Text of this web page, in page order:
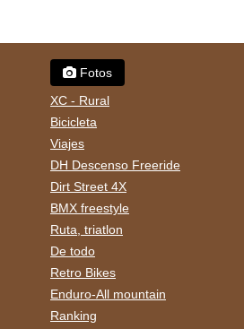
Fotos
XC - Rural
Bicicleta
Viajes
DH Descenso Freeride
Dirt Street 4X
BMX freestyle
Ruta, triatlon
De todo
Retro Bikes
Enduro-All mountain
Ranking